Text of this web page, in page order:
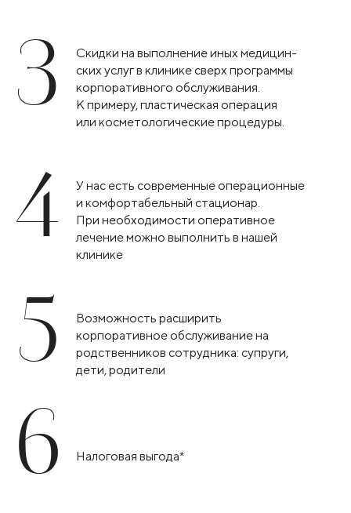
3
Скидки на выполнение иных медицин-
ских услуг в клинике сверх программы
корпоративного обслуживания.
К примеру, пластическая операция
или косметологические процедуры.
4
У нас есть современные операционные
и комфортабельный стационар.
При необходимости оперативное
лечение можно выполнить в нашей
клинике
5
Возможность расширить
корпоративное обслуживание на
родственников сотрудника: супруги,
дети, родители
6 Налоговая выгода*